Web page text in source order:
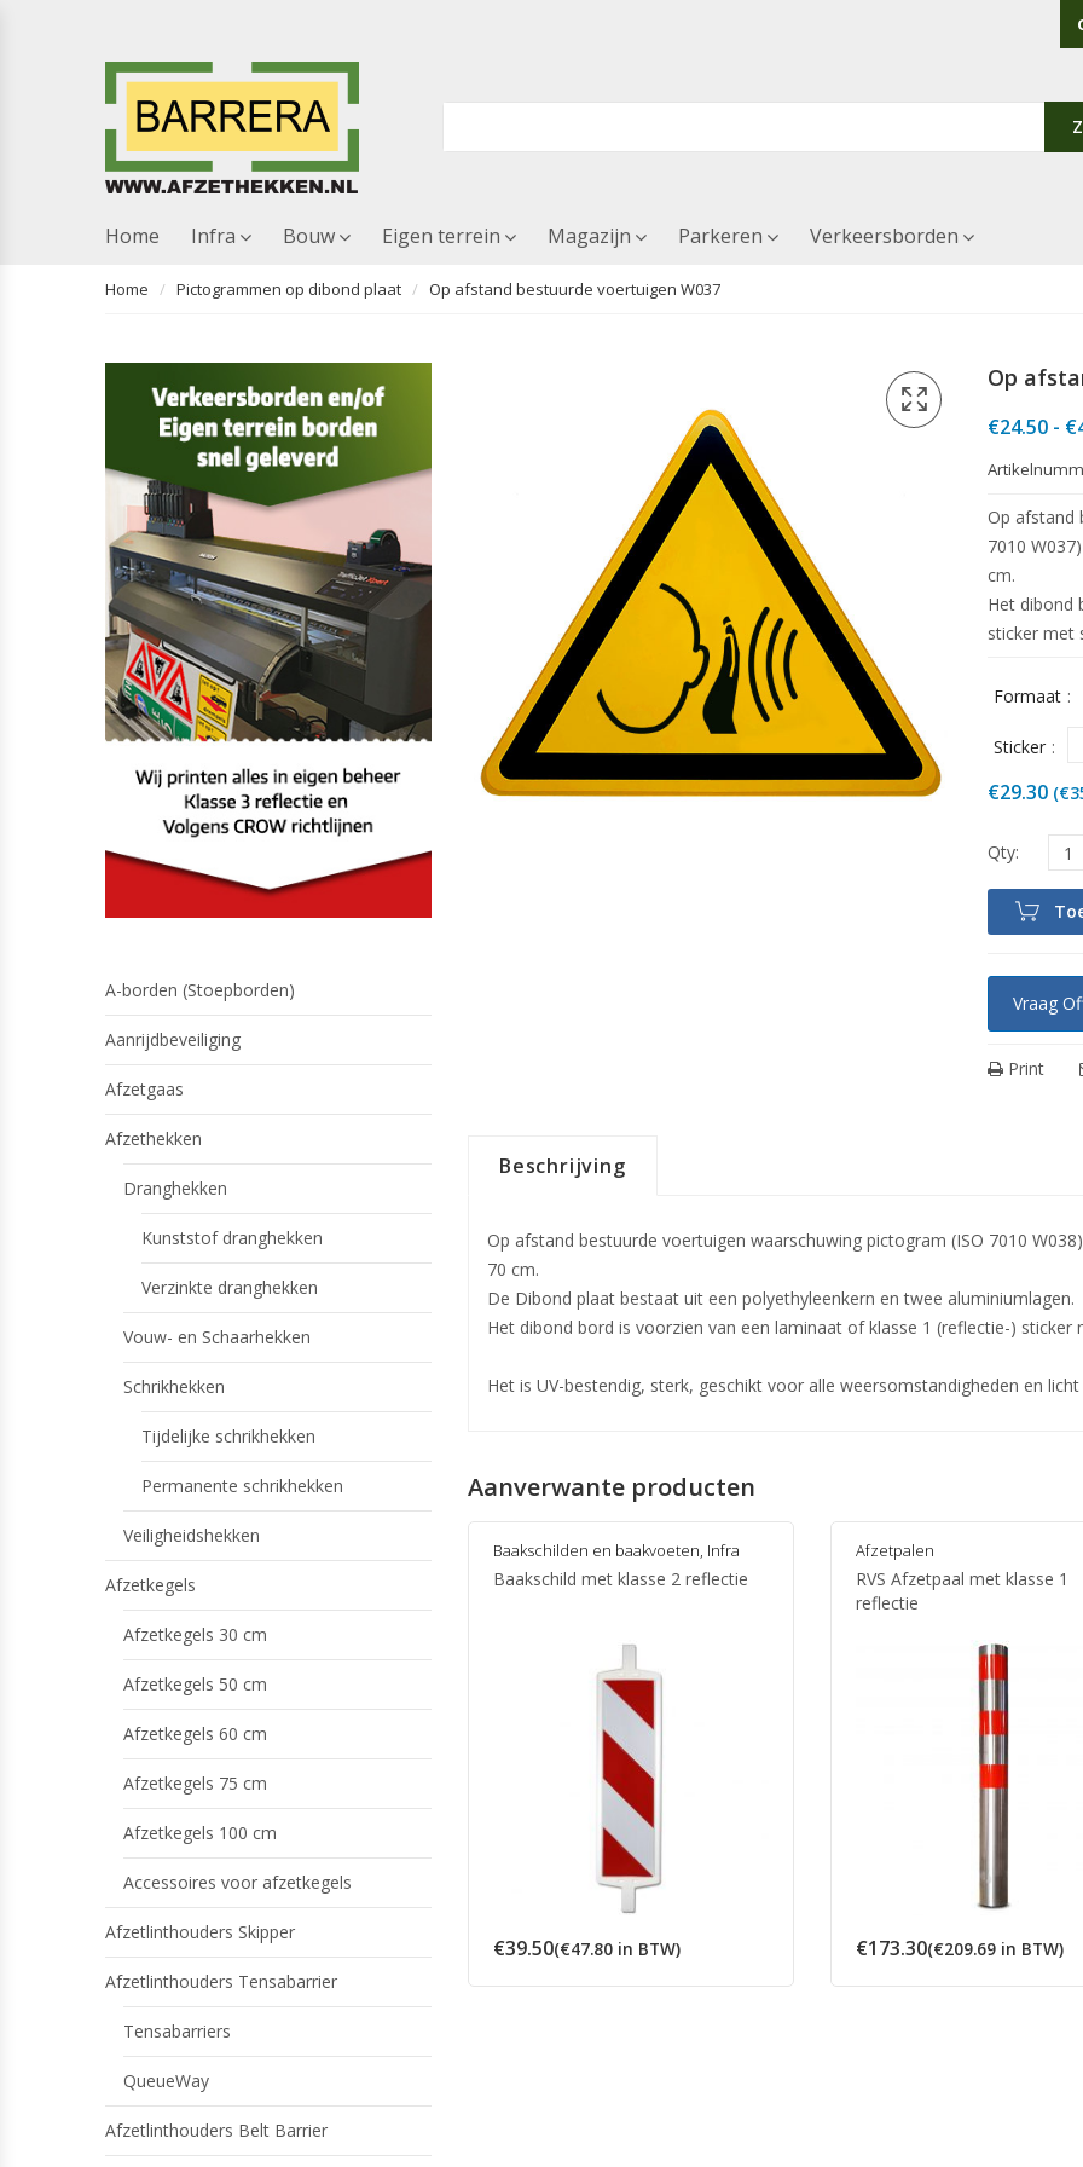
Home Infra Bouw Eigen terrein Magazijn Parkeren Verkeersborden
Home Pictogrammen op dibond plaat Op afstand bestuurde voertuigen W037
Op
€24.50 - €
Op afstand
7010
cm.
Het dibond
sticker met
Formaat
Sticker
€29.30 (€
Vraag
Print
Beschrijving
Op afstand bestuurde voertuigen waarschuwing pictogram (ISO 7010
70 cm.
De Dibond plaat bestaat uit een polyethyleenkern en twee aluminiumlagen.
Het dibond bord is voorzien van een laminaat of klasse 1 (reflectie-)
Het is UV-bestendig, sterk, geschikt voor alle weersomstandigheden en
Aanverwante producten
Baakschilden en baakvoeten, Infra
Baakschild met klasse 2 reflectie
€39.50(€47.80 in BTW)
Afzetpalen
RVS Afzetpaal met klasse 1
reflectie
€173.30(€209.69 in BTW)
A-borden (Stoepborden)
Aanrijdbeveiliging
Afzetgaas
Afzethekken
Dranghekken
Kunststof dranghekken
Verzinkte dranghekken
Vouw- en Schaarhekken
Schrikhekken
Tijdelijke schrikhekken
Permanente schrikhekken
Veiligheidshekken
Afzetkegels
Afzetkegels 30 cm
Afzetkegels 50 cm
Afzetkegels 60 cm
Afzetkegels 75 cm
Afzetkegels 100 cm
Accessoires voor afzetkegels
Afzetlinthouders Skipper
Afzetlinthouders Tensabarrier
Tensabarriers
QueueWay
Afzetlinthouders Belt Barrier